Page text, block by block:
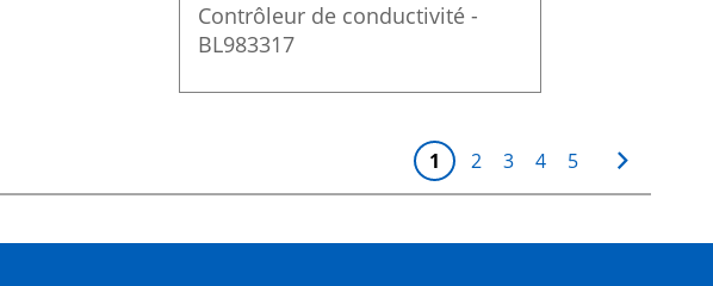
Contrôleur de conductivité -
BL983317
P
a
g
Vous lisez actuellement la
1 Page
2 Page
3 Page
4 Page
5